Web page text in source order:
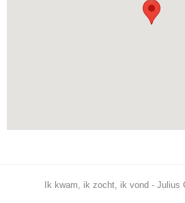
Ik kwam, ik zocht, ik vond - Julius